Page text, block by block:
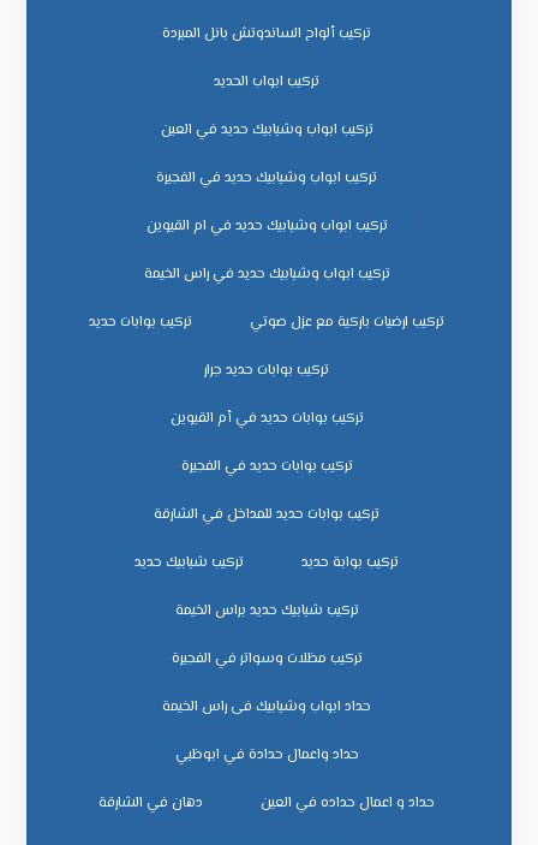
تركيب ألواح الساندوتش بانل المبردة
تركيب ابواب الحديد
تركيب ابواب وشبابيك حديد في العين
تركيب ابواب وشبابيك حديد في الفجيرة
تركيب ابواب وشبابيك حديد في ام القيوين
تركيب ابواب وشبابيك حديد في راس الخيمة
تركيب ارضيات باركية مع عزل صوتي تركيب بوابات حديد
تركيب بوابات حديد جرار
تركيب بوابات حديد في أم القيوين
تركيب بوابات حديد في الفجيرة
تركيب بوابات حديد للمداخل في الشارقة
تركيب بوابة حديد تركيب شبابيك حديد
تركيب شبابيك حديد براس الخيمة
تركيب مظلات وسواتر في الفجيرة
حداد ابواب وشبابيك فى راس الخيمة
حداد واعمال حدادة في ابوظبي
حداد و اعمال حداده في العين دهان في الشارقة